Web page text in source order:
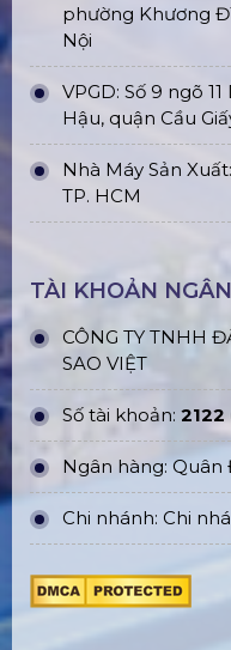
phường Khương
Nội
VPGD: Số 9 ngõ
Hậu, quận Cầu
Nhà Máy Sản
TP. HCM
TÀI KHOẢN
CÔNG TY TNHH
SAO VIỆT
Số tài khoản:
Ngân hàng: Quân
Chi nhánh: Chi